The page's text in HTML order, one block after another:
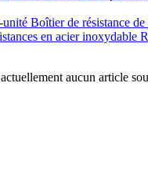
unité Boîtier de résistance
en acier inoxydable
aucun article